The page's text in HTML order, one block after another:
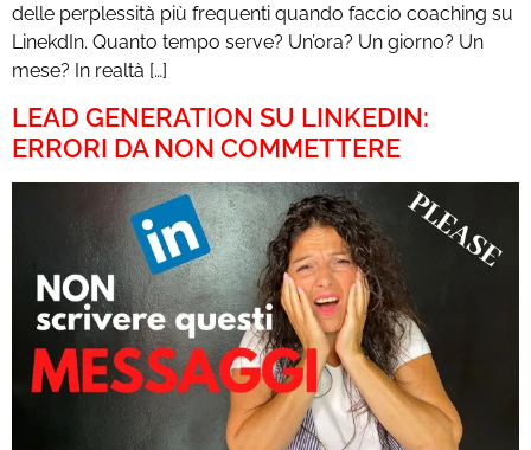
delle perplessità più frequenti quando faccio coaching su
LinekdIn. Quanto tempo serve? Un’ora? Un giorno? Un
mese? In realtà […]
LEAD GENERATION SU LINKEDIN:
ERRORI DA NON COMMETTERE